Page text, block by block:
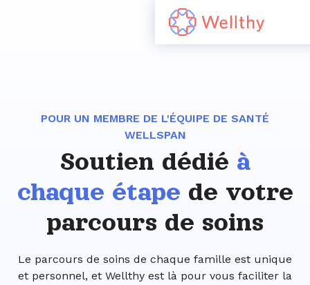
POUR UN MEMBRE DE L'ÉQUIPE DE SANTÉ
WELLSPAN
Soutien dédié à
chaque étape de votre
parcours de soins
Le parcours de soins de chaque famille est unique
et personnel, et Wellthy est là pour vous faciliter la